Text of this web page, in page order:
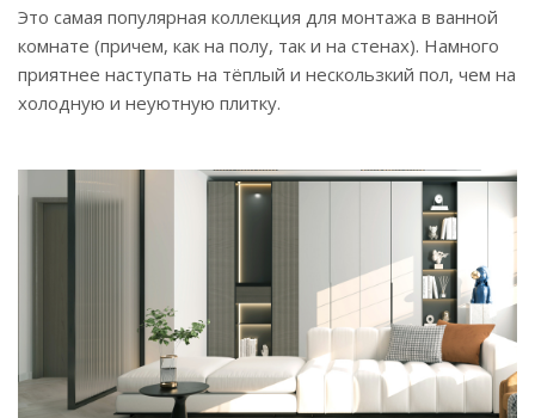
Это самая популярная коллекция для монтажа в ванной
комнате (причем, как на полу, так и на стенах). Намного
приятнее наступать на тёплый и нескользкий пол, чем на
холодную и неуютную плитку.